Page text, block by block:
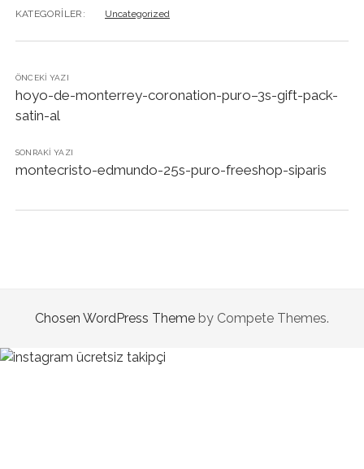
KATEGORILER: Uncategorized
ÖNCEKI YAZI
hoyo-de-monterrey-coronation-puro–3s-gift-pack-
satin-al
SONRAKI YAZI
montecristo-edmundo-25s-puro-freeshop-siparis
Chosen WordPress Theme by Compete Themes.